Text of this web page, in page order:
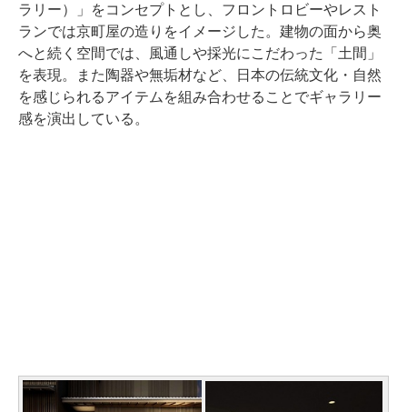
ラリー）」をコンセプトとし、フロントロビーやレスト
ランでは京町屋の造りをイメージした。建物の面から奥
へと続く空間では、風通しや採光にこだわった「土間」
を表現。また陶器や無垢材など、日本の伝統文化・自然
を感じられるアイテムを組み合わせることでギャラリー
感を演出している。